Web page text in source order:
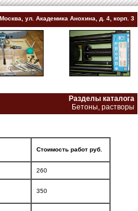
ул. Академика Анохина, д. 4, корп. 3
Разделы каталога
Бетоны, растворы
Стоимость работ руб.
260
350